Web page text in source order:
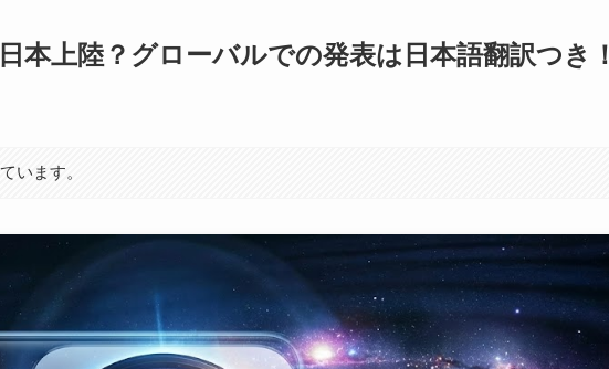
本上陸？グローバルでの発表は日本語翻訳つき！
います。